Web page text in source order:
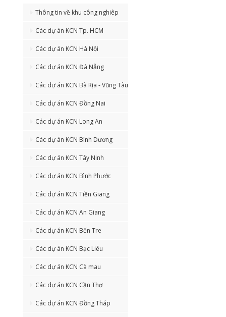
Thông tin về khu công nghiêp
Các dự án KCN Tp. HCM
Các dự án KCN Hà Nội
Các dự án KCN Đà Nẵng
Các dự án KCN Bà Rịa - Vũng Tàu
Các dự án KCN Đồng Nai
Các dự án KCN Long An
Các dự án KCN Bình Dương
Các dự án KCN Tây Ninh
Các dự án KCN Bình Phước
Các dự án KCN Tiền Giang
Các dự án KCN An Giang
Các dự án KCN Bến Tre
Các dự án KCN Bạc Liêu
Các dự án KCN Cà mau
Các dự án KCN Cần Thơ
Các dự án KCN Đồng Tháp